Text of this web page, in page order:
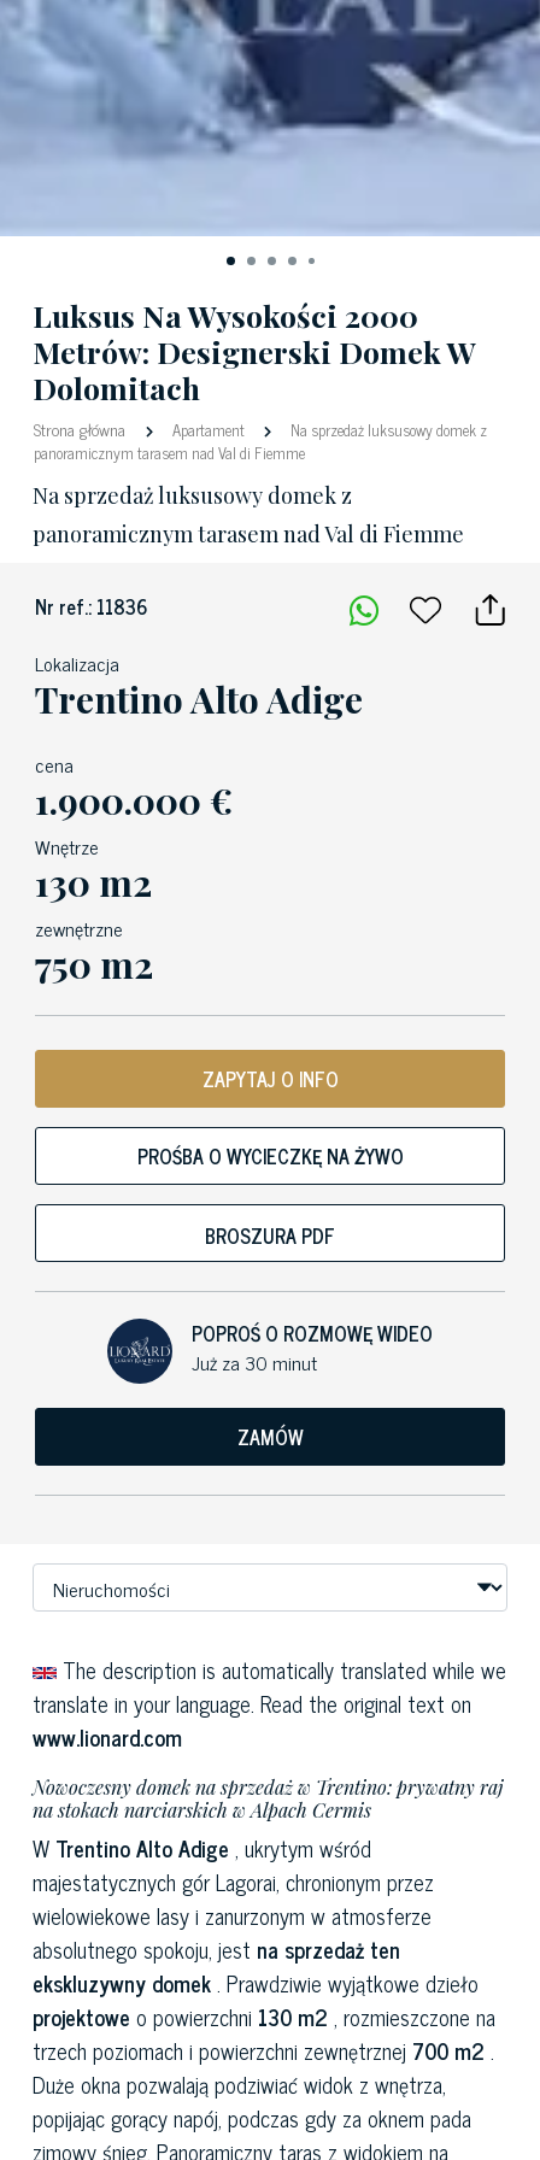
Luksus Na Wysokości 2000
Metrów: Designerski Domek W
Dolomitach
Strona główna Apartament
Na sprzedaż luksusowy domek z
panoramicznym tarasem nad Val di Fiemme
Na sprzedaż luksusowy domek z
panoramicznym tarasem nad Val di Fiemme
Nr ref.: 11836
Lokalizacja
Trentino Alto Adige
cena
1.900.000 €
Wnętrze
130 m2
zewnętrzne
750 m2
ZAPYTAJ O INFO
PROŚBA O WYCIECZKĘ NA ŻYWO
BROSZURA PDF
POPROŚ O ROZMOWĘ WIDEO
Już za 30 minut
ZAMÓW
The description is automatically translated while we
translate in your language. Read the original text on
www.lionard.com
Nowoczesny domek na sprzedaż w Trentino: prywatny raj
na stokach narciarskich w Alpach Cermis
W Trentino Alto Adige , ukrytym wśród
majestatycznych gór Lagorai, chronionym przez
wielowiekowe lasy i zanurzonym w atmosferze
absolutnego spokoju, jest na sprzedaż ten
ekskluzywny domek. Prawdziwie wyjątkowe dzieło
projektowe o powierzchni 130 m2 , rozmieszczone na
trzech poziomach i powierzchni zewnętrznej 700 m2 .
Duże okna pozwalają podziwiać widok z wnętrza,
popijając gorący napój, podczas gdy za oknem pada
zimowy śnieg. Panoramiczny taras z widokiem na